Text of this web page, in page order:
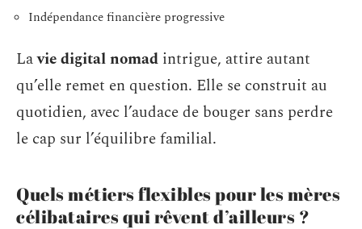
Indépendance financière progressive
Lavie digital nomad intrigue, attire autant
qu’elle remet en question. Elle se construit au
quotidien, avec l’audace de bouger sans perdre
le cap sur l’équilibre familial.
Quels métiers flexibles pour les mères
célibataires qui rêvent d’ailleurs ?